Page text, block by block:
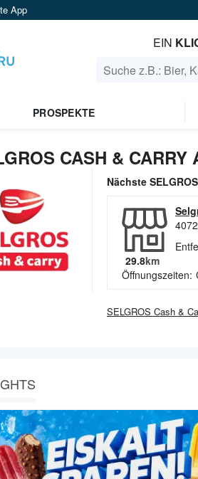
App
EIN
PROSPEKTE
CASH &
Nächste
29.8km
Öffnungszeiten:
SELGROS Cash &